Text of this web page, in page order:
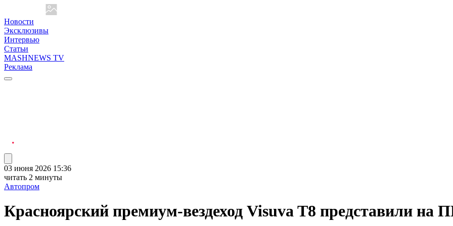
Новости
Эксклюзивы
Интервью
Статьи
MASHNEWS TV
Реклама
03 июня 2026 15:36
читать 2 минуты
Автопром
Красноярский премиум-вездеход Visuva T8 представили